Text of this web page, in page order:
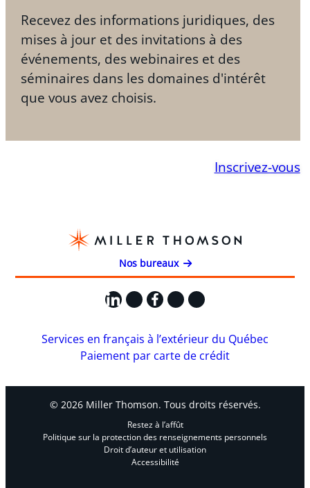
Recevez des informations juridiques, des
mises à jour et des invitations à des
événements, des webinaires et des
séminaires dans les domaines d'intérêt
que vous avez choisis.
Inscrivez-vous
Nos bureaux
LinkedIn
X Facebook
Instagram
YouTube
Services en français à l’extérieur du Québec
Paiement par carte de crédit
© 2026 Miller Thomson. Tous droits réservés.
Restez à l’affût
Politique sur la protection des renseignements personnels
Droit d’auteur et utilisation
Accessibilité